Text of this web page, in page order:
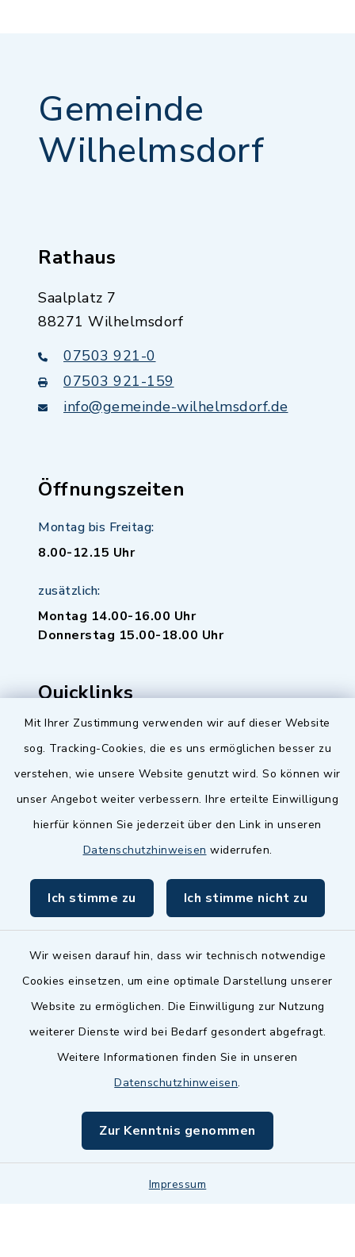
Mit Ihrer Zustimmung verwenden wir auf dieser Website
sog. Tracking-Cookies, die es uns ermöglichen besser zu
verstehen, wie unsere Website genutzt wird. So können wir
unser Angebot weiter verbessern. Ihre erteilte Einwilligung
hierfür können Sie jederzeit über den Link in unseren
Datenschutzhinweisen widerrufen.
Ich stimme zu Ich stimme nicht zu
Wir weisen darauf hin, dass wir technisch notwendige
Cookies einsetzen, um eine optimale Darstellung unserer
Website zu ermöglichen. Die Einwilligung zur Nutzung
weiterer Dienste wird bei Bedarf gesondert abgefragt.
Weitere Informationen finden Sie in unseren
Datenschutzhinweisen.
Zur Kenntnis genommen
Impressum
Gemeinde
Wilhelmsdorf
Rathaus
Saalplatz 7
88271 Wilhelmsdorf
07503 921-0
07503 921-159
info@gemeinde-wilhelmsdorf.de
Öffnungszeiten
Montag bis Freitag:
8.00-12.15 Uhr
zusätzlich:
Montag 14.00-16.00 Uhr
Donnerstag 15.00-18.00 Uhr
Quicklinks
Baupilot
Serviceportal Baden-Württemberg
Website in Leichter Sprache
Barrierefreiheit
Impressum
Sitemap